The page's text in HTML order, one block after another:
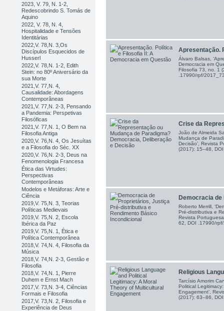
2023, V. 79, N. 1-2,
Redescobrindo S. Tomás de
Aquino
2022, V. 78, N. 4,
Hospitalidade e Tensões
Identitárias
2022,V. 78,N. 3,Os
Discípulos Esquecidos de
Husserl
2022,V. 78,N. 1-2, Edith
Stein: no 80º Aniversário da
sua Morte
2021,V. 77,N. 4,
Causalidade: Abordagens
Contemporâneas
2021,V. 77,N. 2-3, Pensando
a Pandemia: Perspetivas
Filosóficas
2021,V. 77,N. 1, O Bem na
Filosofia Antiga
2020,V. 76,N. 4, Os Jesuítas
e a Filosofia do Séc. XX
2020,V. 76,N. 2-3, Deus na
Fenomenologia Francesa
Ética das Virtudes:
Perspectivas
Contemporâneas
Modelos e Metáforas: Arte e
Ciência
2019,V. 75,N. 3, Teorias
Políticas Medievais
2019,V. 75,N. 2, Escola
Ibérica da Paz
2019,V. 75,N. 1, Ética e
Política Contemporânea
2018,V. 74,N. 4, Filosofia da
Música
2018,V. 74,N. 2-3, Gestão e
Filosofia
2018,V. 74,N. 1, Pierre
Duhem e Ernst Mach
2017,V. 73,N. 3-4, Ciências
Formais e Filosofia
2017,V. 73,N. 2, Filosofia e
Experiência de Deus
Apresentação.
Álvaro Balsas,
Democracia em
Filosofia 73, no. 1
.17990/rpf/
Crise da
João de Almeida
Mudança de
Decisão’, Revista
(2017): 15–48,
Democracia
Roberto Merrill,
Pré-distributiva e
Revista
62, DOI .17990/
Religious
Tarcísio Amorim
Political
Engagement’,
(2017): 63–86,